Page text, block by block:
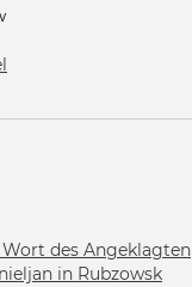
Wort des Angeklagten
in Rubzowsk